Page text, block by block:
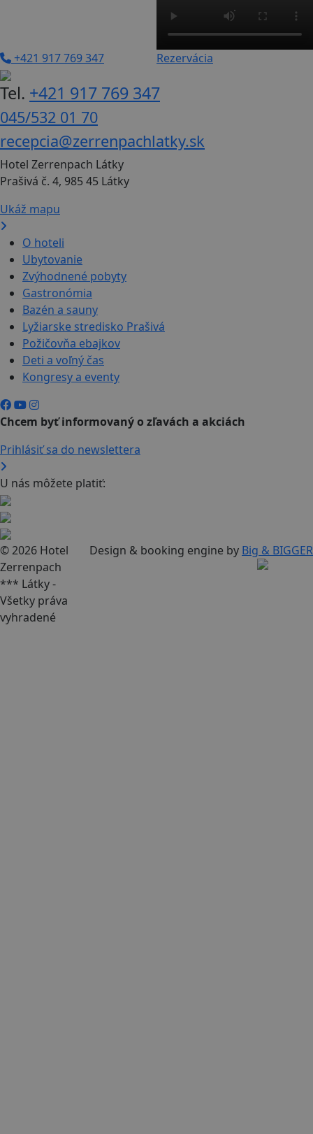
+421 917 769 347 Rezervácia
Tel. +421 917 769 347
045/532 01 70
recepcia@zerrenpachlatky.sk
Hotel Zerrenpach Látky
Prašivá č. 4, 985 45 Látky
Ukáž mapu
O hoteli
Ubytovanie
Zvýhodnené pobyty
Gastronómia
Bazén a sauny
Lyžiarske stredisko Prašivá
Požičovňa ebajkov
Deti a voľný čas
Kongresy a eventy
Chcem byť informovaný o zľavách a akciách
Prihlásiť sa do newslettera
U nás môžete platiť:
© 2026 Hotel
Zerrenpach
*** Látky -
Všetky práva
vyhradené
Design & booking engine by Big & BIGGER